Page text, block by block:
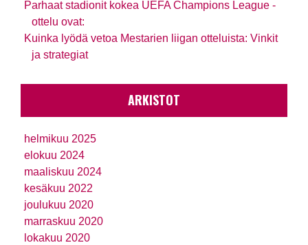
Parhaat stadionit kokea UEFA Champions League -
ottelu ovat:
Kuinka lyödä vetoa Mestarien liigan otteluista: Vinkit
ja strategiat
ARKISTOT
helmikuu 2025
elokuu 2024
maaliskuu 2024
kesäkuu 2022
joulukuu 2020
marraskuu 2020
lokakuu 2020